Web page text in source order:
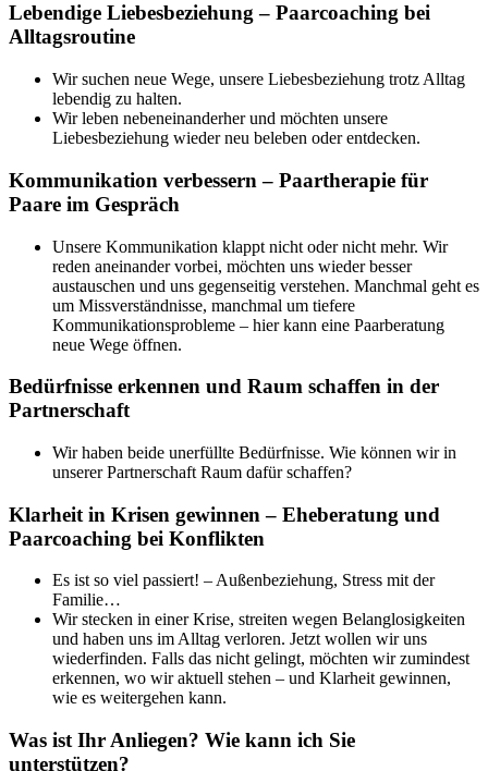
Lebendige Liebesbeziehung – Paarcoaching bei
Alltagsroutine
Wir suchen neue Wege, unsere Liebesbeziehung trotz Alltag
lebendig zu halten.
Wir leben nebeneinanderher und möchten unsere
Liebesbeziehung wieder neu beleben oder entdecken.
Kommunikation verbessern – Paartherapie für
Paare im Gespräch
Unsere Kommunikation klappt nicht oder nicht mehr. Wir
reden aneinander vorbei, möchten uns wieder besser
austauschen und uns gegenseitig verstehen. Manchmal geht es
um Missverständnisse, manchmal um tiefere
Kommunikationsprobleme – hier kann eine Paarberatung
neue Wege öffnen.
Bedürfnisse erkennen und Raum schaffen in der
Partnerschaft
Wir haben beide unerfüllte Bedürfnisse. Wie können wir in
unserer Partnerschaft Raum dafür schaffen?
Klarheit in Krisen gewinnen – Eheberatung und
Paarcoaching bei Konflikten
Es ist so viel passiert! – Außenbeziehung, Stress mit der
Familie…
Wir stecken in einer Krise, streiten wegen Belanglosigkeiten
und haben uns im Alltag verloren. Jetzt wollen wir uns
wiederfinden. Falls das nicht gelingt, möchten wir zumindest
erkennen, wo wir aktuell stehen – und Klarheit gewinnen,
wie es weitergehen kann.
Was ist Ihr Anliegen? Wie kann ich Sie
unterstützen?